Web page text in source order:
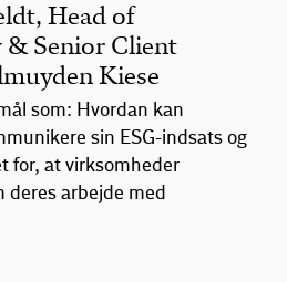
Head of
Senior Client
Kiese
som: Hvordan kan
sin ESG-indsats og
for, at virksomheder
deres arbejde med